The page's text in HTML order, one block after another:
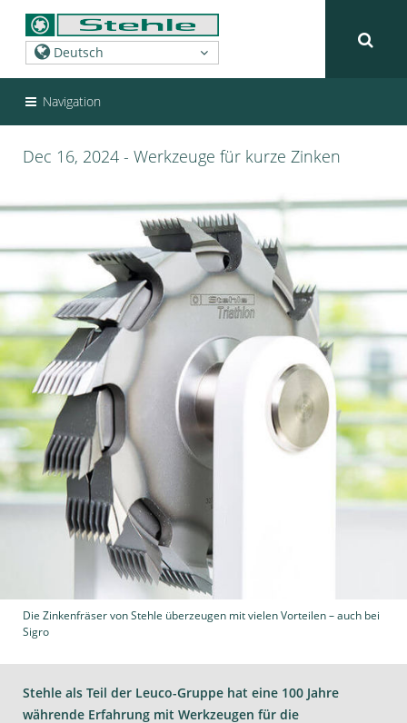
Navigation
Dec 16, 2024 - Werkzeuge für kurze Zinken
Die Zinkenfräser von Stehle überzeugen mit vielen Vorteilen – auch bei
Sigro
Stehle als Teil der Leuco-Gruppe hat eine 100 Jahre
währende Erfahrung mit Werkzeugen für die